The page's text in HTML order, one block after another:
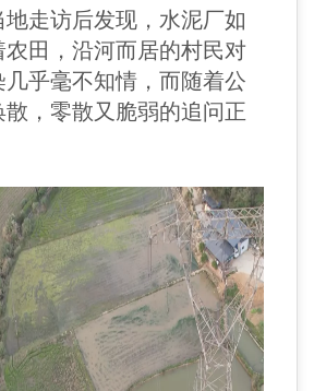
走访后发现，水泥厂如
田，沿河而居的村民对
乎毫不知情，而随着公
，零散又脆弱的追问正